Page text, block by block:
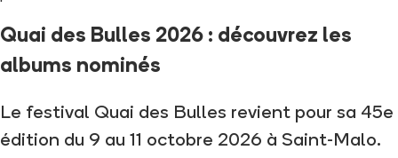
Quai des Bulles 2026 : découvrez les
albums nominés
Le festival Quai des Bulles revient pour sa 45e
édition du 9 au 11 octobre 2026 à Saint-Malo.